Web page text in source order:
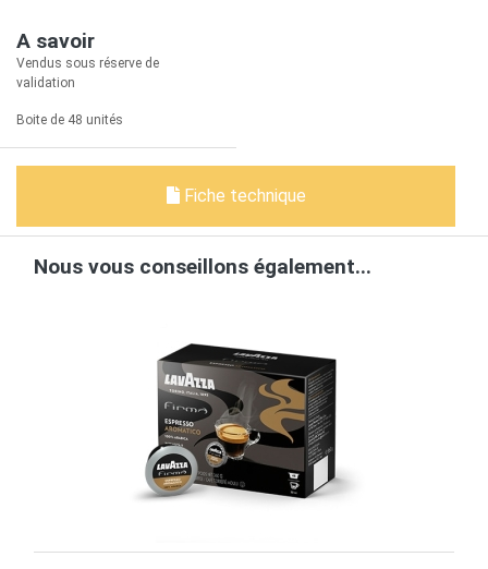
A savoir
Vendus sous réserve de
validation
Boite de 48 unités
Fiche technique
Nous vous conseillons également...